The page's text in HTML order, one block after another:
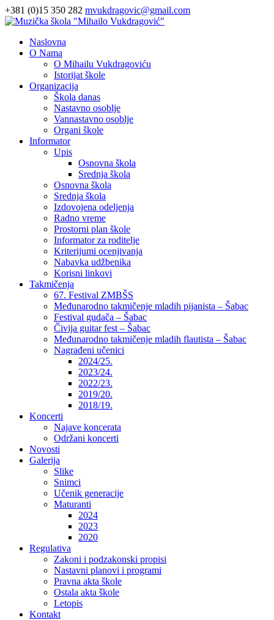
+381 (0)15 350 282 mvukdragovic@gmail.com
Naslovna
O Nama
O Mihailu Vukdragoviću
Istorijat škole
Organizacija
Škola danas
Nastavno osoblje
Vannastavno osoblje
Organi škole
Informator
Upis
Osnovna škola
Srednja škola
Osnovna škola
Srednja škola
Izdovojena odeljenja
Radno vreme
Prostorni plan škole
Informator za roditelje
Kriterijumi ocenjivanja
Nabavka udžbenika
Korisni linkovi
Takmičenja
67. Festival ZMBŠS
Međunarodno takmičenje mladih pijanista – Šabac
Festival gudača – Šabac
Čivija guitar fest – Šabac
Međunarodno takmičenje mladih flautista – Šabac
Nagrađeni učenici
2024/25.
2023/24.
2022/23.
2019/20.
2018/19.
Koncerti
Najave koncerata
Održani koncerti
Novosti
Galerija
Slike
Snimci
Učenik generacije
Maturanti
2024
2023
2020
Regulativa
Zakoni i podzakonski propisi
Nastavni planovi i programi
Pravna akta škole
Ostala akta škole
Letopis
Kontakt